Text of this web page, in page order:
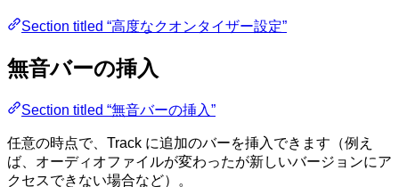
Section titled “高度なクオンタイザー設定”
無音バーの挿入
Section titled “無音バーの挿入”
任意の時点で、Track に追加のバーを挿入できます（例え
ば、オーディオファイルが変わったが新しいバージョンにア
クセスできない場合など）。